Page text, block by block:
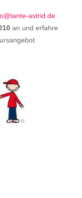
astrid.de
an und erfahre